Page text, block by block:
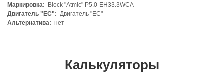
Маркировка:
Block "Atmic" P5.0-EH33.3WCA
Двигатель "ЕС": Двигатель "ЕС"
Альтернатива: нет
Калькуляторы